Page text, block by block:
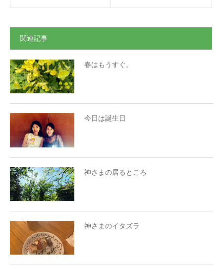
関連記事
春はもうすぐ。
今日は誕生日
神さまの居るところ
神さまのイタズラ